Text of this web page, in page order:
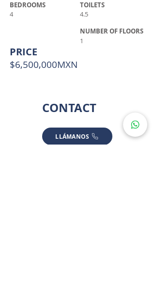
BEDROOMS
4
TOILETS
4.5
NUMBER OF FLOORS
1
PRICE
$6,500,000MXN
CONTACT
LLÁMANOS